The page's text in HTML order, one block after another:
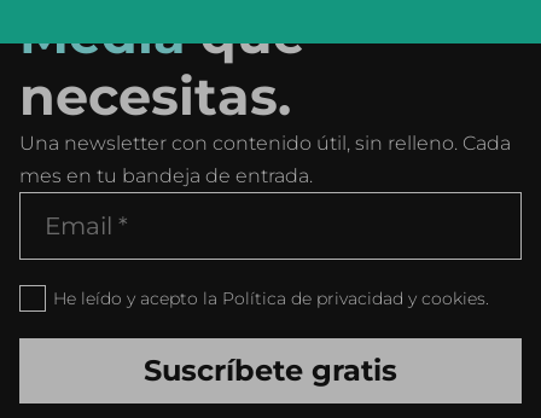
Mediaque
necesitas.
Una newsletter con contenido útil, sin relleno. Cada
mes en tu bandeja de entrada.
He leído y acepto la Política de privacidad y cookies.